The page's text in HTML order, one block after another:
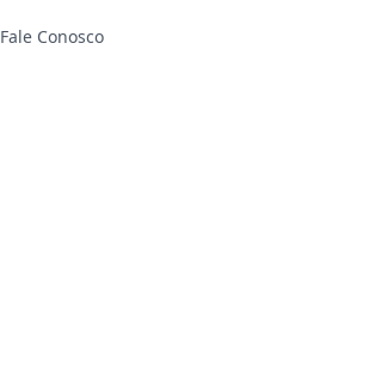
Fale Conosco